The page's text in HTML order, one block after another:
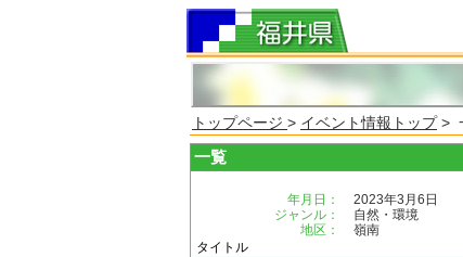
トップページ > イベント情報トップ>
一覧
年月日：
2023年3月6日
ジャンル：
自然・環境
地区：
嶺南
タイトル